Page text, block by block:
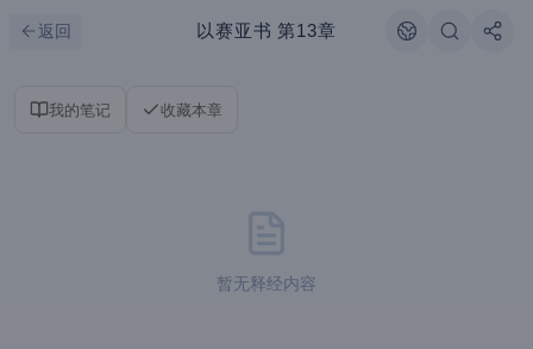
返回 以赛亚书 第13章
我的笔记 收藏本章
暂无释经内容